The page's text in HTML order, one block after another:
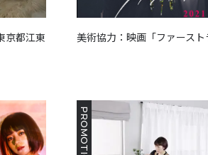
京都江東 美術協力：映画「ファースト
PROMOTION